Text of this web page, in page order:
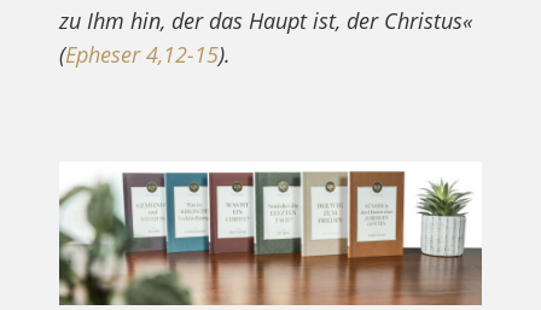
zu Ihm hin, der das Haupt ist, der Christus«
(Epheser 4,12-15).